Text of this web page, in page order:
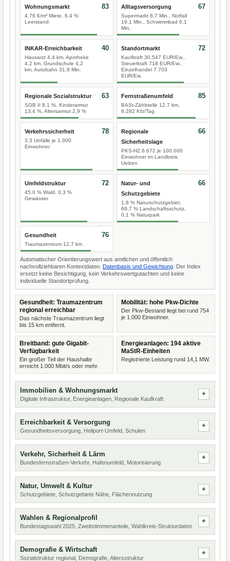
Wohnungsmarkt
4,76 €/m² Miete, 6,4 %
Leerstand
83 Alltagsversorgung
Supermarkt 6,7 Min., Notfall
19,1 Min., Schwimmbad 6,1
Min.
67
INKAR-Erreichbarkeit
Hausarzt 4,4 km, Apotheke
4,2 km, Grundschule 4,2
km, Autobahn 31,9 Min.
40 Standortmarkt
Kaufkraft 30.547 EUR/Ew.,
Steuerkraft 718 EUR/Ew.,
Einzelhandel 7.703
EUR/Ew.
72
Regionale Sozialstruktur
SGB II 8,1 %, Kinderarmut
13,4 %, Altersarmut 2,9 %
63 Fernstraßenumfeld
BASt-Zählstelle 12,7 km,
8.282 Kfz/Tag
85
Verkehrssicherheit
3,3 Unfälle je 1.000
Einwohner
78
Regionale
Sicherheitslage
PKS-HZ 6.672 je 100.000
Einwohner im Landkreis
Uelzen
66
Umfeldstruktur
45,0 % Wald, 0,3 %
Gewässer
72
Natur- und
Schutzgebiete
1,8 % Naturschutzgebiet,
69,7 % Landschaftsschutz,
0,1 % Naturpark
66
Gesundheit
Traumazentrum 12,7 km
76
Automatischer Orientierungswert aus amtlichen und öffentlich
nachvollziehbaren Kontextdaten. Datenbasis und Gewichtung . Der Index
ersetzt keine Besichtigung, kein Verkehrswertgutachten und keine
individuelle Standortprüfung.
Gesundheit: Traumazentrum
regional erreichbar
Das nächste Traumazentrum liegt
bis 15 km entfernt.
Mobilität: hohe Pkw-Dichte
Der Pkw-Bestand liegt bei rund 754
je 1.000 Einwohner.
Breitband: gute Gigabit-
Verfügbarkeit
Ein großer Teil der Haushalte
erreicht 1.000 Mbit/s oder mehr.
Energieanlagen: 194 aktive
MaStR-Einheiten
Registrierte Leistung rund 14,1 MW.
Immobilien & Wohnungsmarkt
Digitale Infrastruktur, Energieanlagen, Regionale Kaufkraft
Erreichbarkeit & Versorgung
Gesundheitsversorgung, Heliport-Umfeld, Schulen
Verkehr, Sicherheit & Lärm
Bundesfernstraßen-Verkehr, Hafenumfeld, Motorisierung
Natur, Umwelt & Kultur
Schutzgebiete, Schutzgebiete Nähe, Flächennutzung
Wahlen & Regionalprofil
Bundestagswahl 2025, Zweitstimmenanteile, Wahlkreis-Strukturdaten
Demografie & Wirtschaft
Sozialstruktur regional, Demografie, Altersstruktur